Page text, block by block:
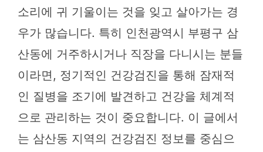
소리에 귀 기울이는 것을 잊고 살아가는 경
우가 많습니다. 특히 인천광역시 부평구 삼
산동에 거주하시거나 직장을 다니시는 분들
이라면, 정기적인 건강검진을 통해 잠재적
인 질병을 조기에 발견하고 건강을 체계적
으로 관리하는 것이 중요합니다. 이 글에서
는 삼산동 지역의 건강검진 정보를 중심으